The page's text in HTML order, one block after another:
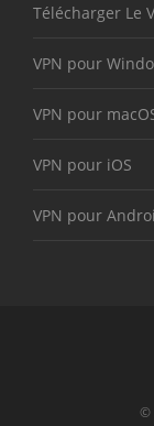
Télécharger Le
VPN pour
VPN pour
VPN pour iOS
VPN pour
©